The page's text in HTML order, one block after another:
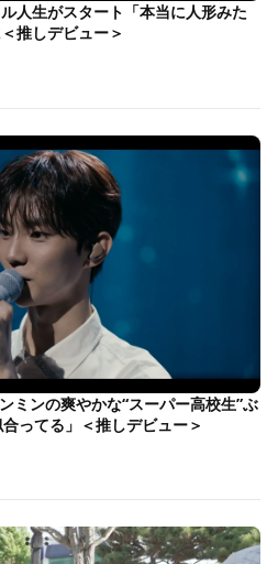
人生がスタート「本当に人形みた
推しデビュー＞
ミンの爽やかな“スーパー高校生”ぶ
ってる」＜推しデビュー＞